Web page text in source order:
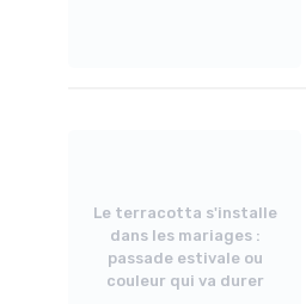
Le terracotta s'installe
dans les mariages :
passade estivale ou
couleur qui va durer